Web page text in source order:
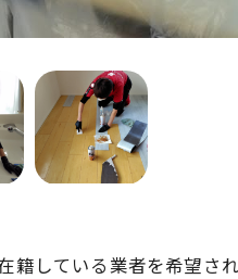
している業者を希望さ